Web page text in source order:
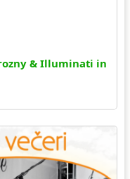
& Illuminati in